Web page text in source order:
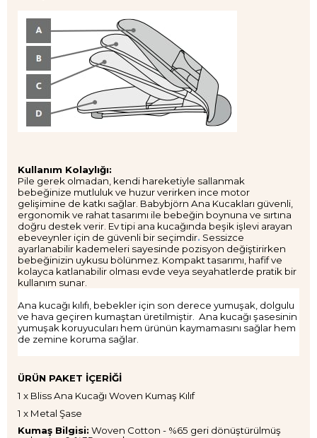
Kullanım Kolaylığı:
Pile gerek olmadan, kendi hareketiyle sallanmak
bebeğinize mutluluk ve huzur verirken ince motor
gelişimine de katkı sağlar. Babybjörn Ana Kucakları güvenli,
ergonomik ve rahat tasarımı ile bebeğin boynuna ve sırtına
doğru destek verir. Ev tipi ana kucağında beşik işlevi arayan
ebeveynler için de güvenli bir seçimdir. Sessizce
ayarlanabilir kademeleri sayesinde pozisyon değiştirirken
bebeğinizin uykusu bölünmez. Kompakt tasarımı, hafif ve
kolayca katlanabilir olması evde veya seyahatlerde pratik bir
kullanım sunar.
Ana kucağı kılıfı, bebekler için son derece yumuşak, dolgulu
ve hava geçiren kumaştan üretilmiştir. Ana kucağı şasesinin
yumuşak koruyucuları hem ürünün kaymamasını sağlar hem
de zemine koruma sağlar.
ÜRÜN PAKET İÇERİĞİ
1 x Bliss Ana Kucağı Woven Kumaş Kılıf
1 x Metal Şase
Kumaş Bilgisi: Woven Cotton - %65 geri dönüştürülmüş